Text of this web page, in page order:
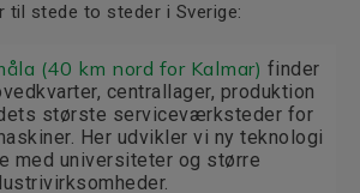
til stede to steder i Sverige:
(40 km nord for Kalmar) finder
centrallager, produktion
største serviceværksteder for
Her udvikler vi ny teknologi
med universiteter og større